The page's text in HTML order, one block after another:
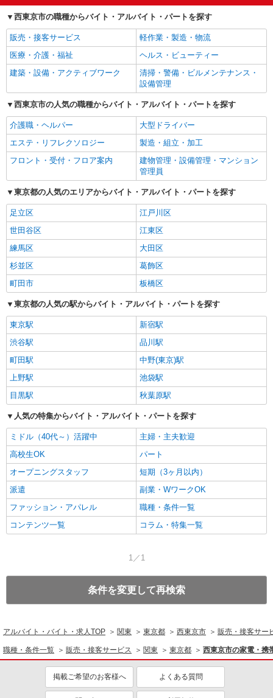
西東京市の職種からバイト・アルバイト・パートを探す
販売・接客サービス
軽作業・製造・物流
医療・介護・福祉
ヘルス・ビューティー
建築・設備・アクティブワーク
清掃・警備・ビルメンテナンス・
設備管理
西東京市の人気の職種からバイト・アルバイト・パートを探す
介護職・ヘルパー
大型ドライバー
エステ・リフレクソロジー
製造・組立・加工
フロント・受付・フロア案内
建物管理・設備管理・マンション
管理員
東京都の人気のエリアからバイト・アルバイト・パートを探す
足立区
江戸川区
世田谷区
江東区
練馬区
大田区
杉並区
葛飾区
町田市
板橋区
東京都の人気の駅からバイト・アルバイト・パートを探す
東京駅
新宿駅
渋谷駅
品川駅
町田駅
中野(東京)駅
上野駅
池袋駅
目黒駅
秋葉原駅
人気の特集からバイト・アルバイト・パートを探す
ミドル（40代～）活躍中
主婦・主夫歓迎
高校生OK
パート
オープニングスタッフ
短期（3ヶ月以内）
派遣
副業・WワークOK
ファッション・アパレル
職種・条件一覧
コンテンツ一覧
コラム・特集一覧
1／1
条件を変更して再検索
アルバイト・バイト・求人TOP 関東 東京都 西東京市 販売・接客サー
職種・条件一覧 販売・接客サービス 関東 東京都 西東京市の家電・携
掲載ご希望のお客様へ よくある質問